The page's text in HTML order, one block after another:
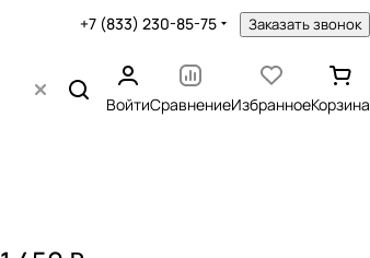
+7 (833) 230-85-75 Заказать звонок
ВойтиСравнениеИзбранноеКорзина